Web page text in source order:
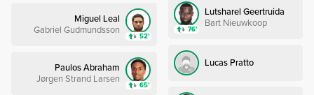
Miguel Leal
Gabriel Gudmundsson
52’
Paulos Abraham
Jørgen Strand Larsen
65’
Lutsharel Geertruida
Bart Nieuwkoop
76’
Lucas Pratto